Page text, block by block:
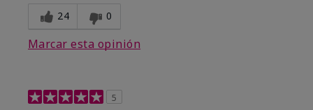
24 0
Marcar esta opinión
5